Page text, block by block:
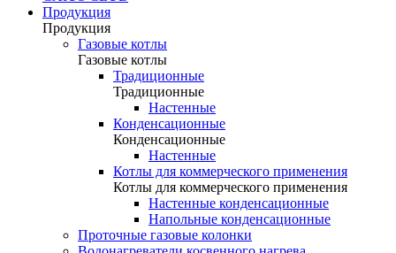
Продукция
Продукция
Газовые котлы
Газовые котлы
Традиционные
Традиционные
Настенные
Конденсационные
Конденсационные
Настенные
Котлы для коммерческого применения
Котлы для коммерческого применения
Настенные конденсационные
Напольные конденсационные
Проточные газовые колонки